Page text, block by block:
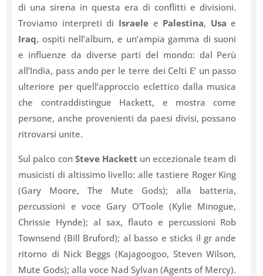
di una sirena in questa era di conflitti e divisioni.
Troviamo interpreti di Israele e Palestina, Usa e
Iraq, ospiti nell’album, e un’ampia gamma di suoni
e influenze da diverse parti del mondo: dal Perù
all’India, pass ando per le terre dei Celti E’ un passo
ulteriore per quell’approccio eclettico dalla musica
che contraddistingue Hackett, e mostra come
persone, anche provenienti da paesi divisi, possano
ritrovarsi unite.
Sul palco con Steve Hackett un eccezionale team di
musicisti di altissimo livello: alle tastiere Roger King
(Gary Moore, The Mute Gods); alla batteria,
percussioni e voce Gary O’Toole (Kylie Minogue,
Chrissie Hynde); al sax, flauto e percussioni Rob
Townsend (Bill Bruford); al basso e sticks il gr ande
ritorno di Nick Beggs (Kajagoogoo, Steven Wilson,
Mute Gods); alla voce Nad Sylvan (Agents of Mercy).